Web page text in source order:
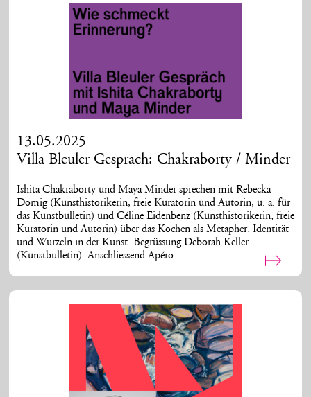
13.05.2025
Villa Bleuler Gespräch: Chakraborty / Minder
Ishita Chakraborty und Maya Minder sprechen mit Rebecka
Domig (Kunsthistorikerin, freie Kuratorin und Autorin, u. a. für
das Kunstbulletin) und Céline Eidenbenz (Kunsthistorikerin, freie
Kuratorin und Autorin) über das Kochen als Metapher, Identität
und Wurzeln in der Kunst. Begrüssung Deborah Keller
(Kunstbulletin). Anschliessend Apéro